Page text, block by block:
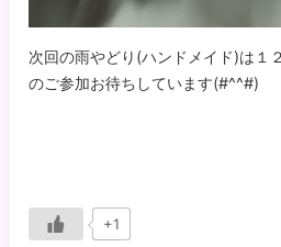
次回の雨やどり(ハンドメイド)は１
のご参加お待ちしています(#^^#)
+1